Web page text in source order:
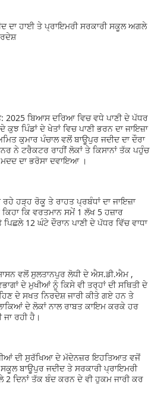
ਦਾ ਹਾਈ ਤੇ ਪ੍ਰਾਇਮਰੀ ਸਰਕਾਰੀ ਸਕੂਲ ਅਗਲੇ
2025 ਬਿਆਸ ਦਰਿਆ ਵਿਚ ਵਧੇ ਪਾਣੀ ਦੇ ਪੱਧਰ
ਪਿੰਡਾਂ ਦੇ ਖੇਤਾਂ ਵਿਚ ਪਾਣੀ ਭਰਨ ਦਾ ਜਾਇਜ਼ਾ
ਕੁਮਾਰ ਪੰਚਾਲ ਵਲੋਂ ਬਾਊਪੁਰ ਜਦੀਦ ਦਾ ਦੌਰਾ
ਨੇ ਟਰੈਕਟਰ ਰਾਹੀਂ ਲੋਕਾਂ ਤੇ ਕਿਸਾਨਾਂ ਤੱਕ ਪਹੁੰਚ
ਦਾ ਭਰੋਸਾ ਦਵਾਇਆ ।
ਰਹੇ ਹੜ੍ਹ ਰੋਕੂ ਤੇ ਰਾਹਤ ਪ੍ਰਬੰਧਾਂ ਦਾ ਜਾਇਜ਼ਾ
ਕਿ ਵਰਤਮਾਨ ਸਮੇਂ 1 ਲੱਖ 5 ਹਜ਼ਾਰ
12 ਘੰਟੇ ਦੌਰਾਨ ਪਾਣੀ ਦੇ ਪੱਧਰ ਵਿੱਚ ਵਾਧਾ
ਵਲੋਂ ਸੁਲਤਾਨਪੁਰ ਲੋਧੀ ਦੇ ਐਸ.ਡੀ.ਐਮ ,
ਦੇ ਮੁਖੀਆਂ ਨੂੰ ਕਿਸੇ ਵੀ ਤਰ੍ਹਾਂ ਦੀ ਸਥਿਤੀ ਦੇ
ਦੇ ਸਖਤ ਨਿਰਦੇਸ਼ ਜਾਰੀ ਕੀਤੇ ਗਏ ਹਨ ਤੇ
ਦੇ ਲੋਕਾਂ ਨਾਲ ਰਾਬਤ ਕਾਇਮ ਕਰਕੇ ਹਰ
ਜਾ ਰਹੀ ਹੈ।
ਦੀ ਸੁਰੱਖਿਆ ਦੇ ਮੱਦੇਨਜ਼ਰ ਇਹਤਿਆਤ ਵਜੋਂ
ਬਾਊਪੁਰ ਜਦੀਦ ਤੇ ਸਰਕਾਰੀ ਪ੍ਰਾਇਮਰੀ
ਦਿਨਾਂ ਤੱਕ ਬੰਦ ਕਰਨ ਦੇ ਵੀ ਹੁਕਮ ਜਾਰੀ ਕਰ